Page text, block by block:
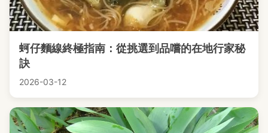
蚵仔麵線終極指南：從挑選到品嚐的在地行家秘
訣
2026-03-12